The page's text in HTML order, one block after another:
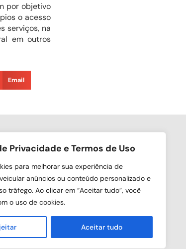
Privacidade e Termos de Uso
para melhorar sua experiência de
anúncios ou conteúdo personalizado e
tráfego. Ao clicar em “Aceitar tudo”, você
o uso de cookies.
Aceitar tudo
por objetivo
o acesso
serviços, na
em outros
Email
sociais